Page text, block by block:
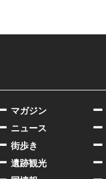
マガジン
ニュース
街歩き
遺跡観光